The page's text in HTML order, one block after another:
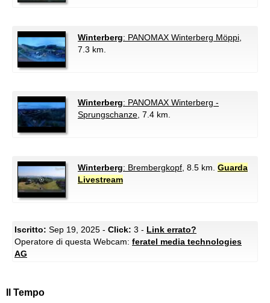
Winterberg: PANOMAX Winterberg Möppi
7.3 km.
Winterberg: PANOMAX Winterberg -
Sprungschanze , 7.4 km.
Winterberg: Brembergkopf , 8.5 km. Guarda
Livestream
Iscritto: Sep 19, 2025 - Click: 3 - Link errato?
Operatore di questa Webcam: feratel media technologies
AG
Il Tempo